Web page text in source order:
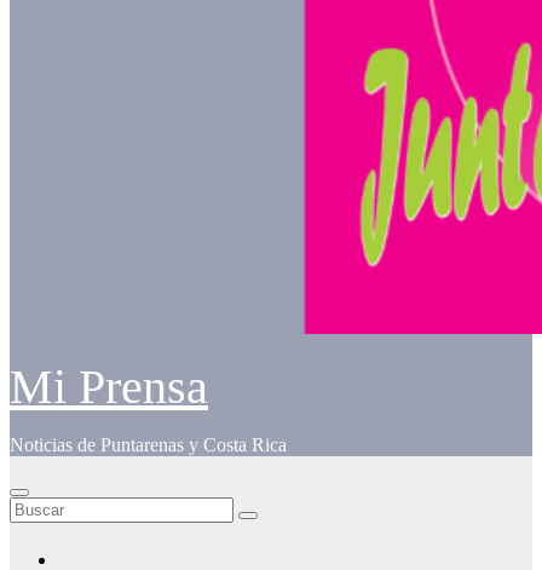
Mi Prensa
Noticias de Puntarenas y Costa Rica